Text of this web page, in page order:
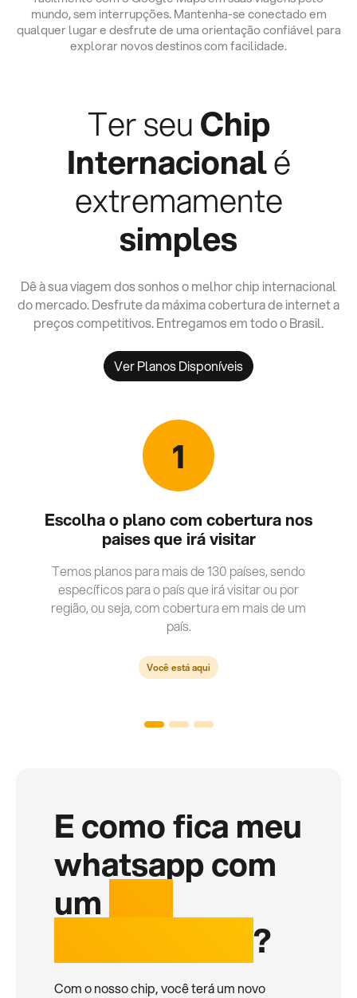
mundo, sem interrupções. Mantenha-se conectado em
qualquer lugar e desfrute de uma orientação confiável para
explorar novos destinos com facilidade.
Ter seuChip
Internacionalé
extremamente
simples
Dê à sua viagem dos sonhos o melhor chip internacional
do mercado. Desfrute da máxima cobertura de internet a
preços competitivos. Entregamos em todo o Brasil.
Ver Planos Disponíveis
1
Escolha o plano com cobertura nos
paises que irá visitar
Temos planos para mais de 130 países, sendo
específicos para o país que irá visitar ou por
região, ou seja, com cobertura em mais de um
país.
Você está aqui
E como fica meu
whatsapp com
um
?
Com o nosso chip, você terá um novo